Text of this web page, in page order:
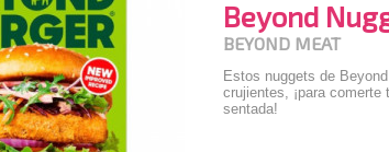
Beyond
BEYOND MEAT
Estos nuggets de
crujientes, ¡para comerte
sentada!